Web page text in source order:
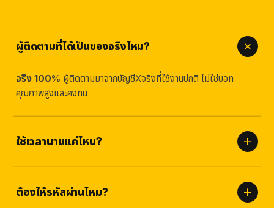
ผู้ติดตามที่ได้เป็นของจริงไหม?
จริง 100% ผู้ติดตามมาจากบัญชีXจริงที่ใช้งานปกติ ไม่ใช่บอท
คุณภาพสูงและคงทน
ใช้เวลานานแค่ไหน?
ธรรมชาติและปลอดภัย
ต้องให้รหัสผ่านไหม?